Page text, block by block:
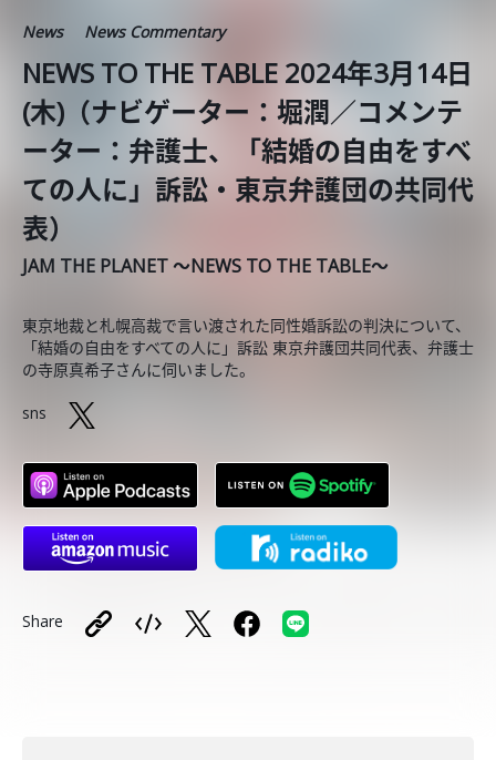
News News Commentary
NEWS TO THE TABLE 2024年3月14日
(木)（ナビゲーター：堀潤／コメンテ
ーター：弁護士、「結婚の自由をすべ
ての人に」訴訟・東京弁護団の共同代
表）
JAM THE PLANET ～NEWS TO THE TABLE～
東京地裁と札幌高裁で言い渡された同性婚訴訟の判決について、
「結婚の自由をすべての人に」訴訟 東京弁護団共同代表、弁護士
の寺原真希子さんに伺いました。
sns
Share